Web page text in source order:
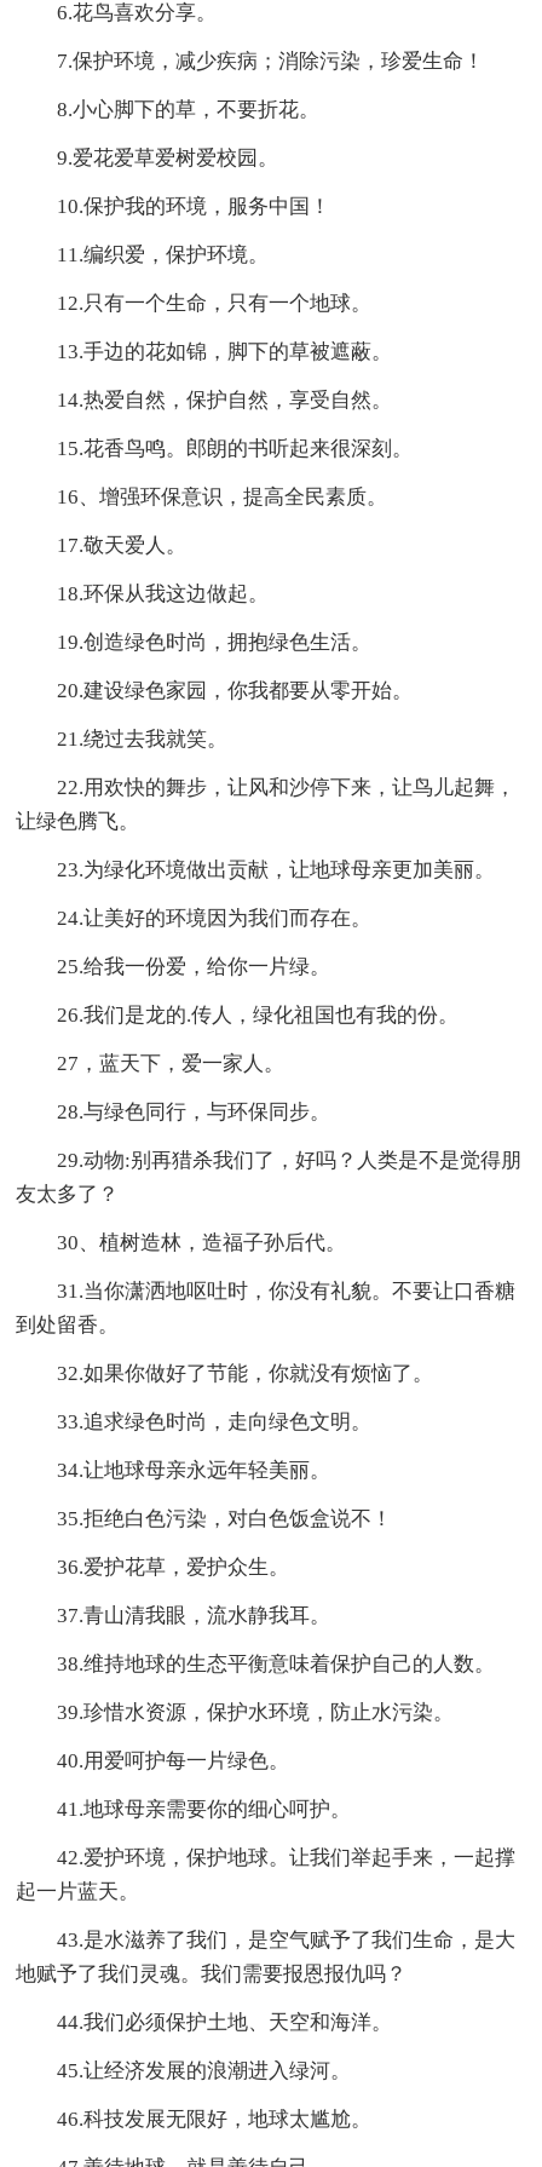
6.花鸟喜欢分享。
7.保护环境，减少疾病；消除污染，珍爱生命！
8.小心脚下的草，不要折花。
9.爱花爱草爱树爱校园。
10.保护我的环境，服务中国！
11.编织爱，保护环境。
12.只有一个生命，只有一个地球。
13.手边的花如锦，脚下的草被遮蔽。
14.热爱自然，保护自然，享受自然。
15.花香鸟鸣。郎朗的书听起来很深刻。
16、增强环保意识，提高全民素质。
17.敬天爱人。
18.环保从我这边做起。
19.创造绿色时尚，拥抱绿色生活。
20.建设绿色家园，你我都要从零开始。
21.绕过去我就笑。
22.用欢快的舞步，让风和沙停下来，让鸟儿起舞，
让绿色腾飞。
23.为绿化环境做出贡献，让地球母亲更加美丽。
24.让美好的环境因为我们而存在。
25.给我一份爱，给你一片绿。
26.我们是龙的.传人，绿化祖国也有我的份。
27，蓝天下，爱一家人。
28.与绿色同行，与环保同步。
29.动物:别再猎杀我们了，好吗？人类是不是觉得朋
友太多了？
30、植树造林，造福子孙后代。
31.当你潇洒地呕吐时，你没有礼貌。不要让口香糖
到处留香。
32.如果你做好了节能，你就没有烦恼了。
33.追求绿色时尚，走向绿色文明。
34.让地球母亲永远年轻美丽。
35.拒绝白色污染，对白色饭盒说不！
36.爱护花草，爱护众生。
37.青山清我眼，流水静我耳。
38.维持地球的生态平衡意味着保护自己的人数。
39.珍惜水资源，保护水环境，防止水污染。
40.用爱呵护每一片绿色。
41.地球母亲需要你的细心呵护。
42.爱护环境，保护地球。让我们举起手来，一起撑
起一片蓝天。
43.是水滋养了我们，是空气赋予了我们生命，是大
地赋予了我们灵魂。我们需要报恩报仇吗？
44.我们必须保护土地、天空和海洋。
45.让经济发展的浪潮进入绿河。
46.科技发展无限好，地球太尴尬。